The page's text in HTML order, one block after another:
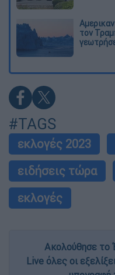
τον
#TAGS
εκλογές 2023
ειδήσεις τώρα
εκλογές
Ακολούθησε το
Live όλες οι